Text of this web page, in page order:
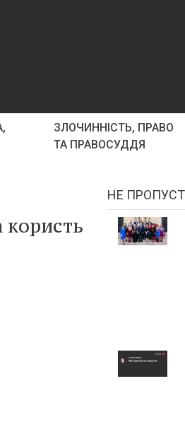
ЗЛОЧИННІСТЬ, ПРАВО
ТА ПРАВОСУДДЯ
користь
НЕ